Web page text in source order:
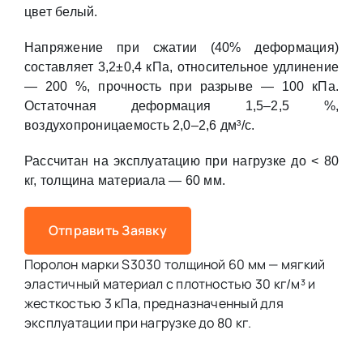
цвет белый.
Напряжение при сжатии (40% деформация)
составляет 3,2±0,4 кПа, относительное удлинение
— 200 %, прочность при разрыве — 100 кПа.
Остаточная деформация 1,5–2,5 %,
воздухопроницаемость 2,0–2,6 дм³/с.
Рассчитан на эксплуатацию при нагрузке до < 80
кг, толщина материала — 60 мм.
Отправить Заявку
Поролон марки S3030 толщиной 60 мм — мягкий
эластичный материал с плотностью 30 кг/м³ и
жесткостью 3 кПа, предназначенный для
эксплуатации при нагрузке до 80 кг.